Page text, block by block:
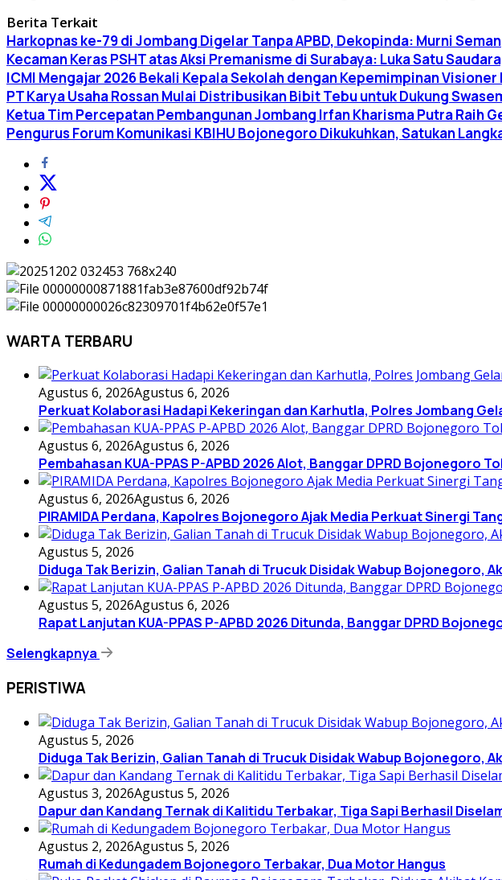
Berita Terkait
Harkopnas ke-79 di Jombang Digelar Tanpa APBD, Dekopinda: Murni
Kecaman Keras PSHT atas Aksi Premanisme di Surabaya: Luka Satu
ICMI Mengajar 2026 Bekali Kepala Sekolah dengan Kepemimpinan
PT Karya Usaha Rossan Mulai Distribusikan Bibit Tebu untuk Dukung
Ketua Tim Percepatan Pembangunan Jombang Irfan Kharisma Putra Raih
Pengurus Forum Komunikasi KBIHU Bojonegoro Dikukuhkan, Satukan
WARTA TERBARU
Agustus 6, 2026Agustus 6, 2026
Perkuat Kolaborasi Hadapi Kekeringan dan Karhutla, Polres Jombang
Agustus 6, 2026Agustus 6, 2026
Pembahasan KUA-PPAS P-APBD 2026 Alot, Banggar DPRD Bojonegoro
Agustus 6, 2026Agustus 6, 2026
PIRAMIDA Perdana, Kapolres Bojonegoro Ajak Media Perkuat Sinergi
Agustus 5, 2026
Diduga Tak Berizin, Galian Tanah di Trucuk Disidak Wabup Bojonegoro,
Agustus 5, 2026Agustus 6, 2026
Rapat Lanjutan KUA-PPAS P-APBD 2026 Ditunda, Banggar DPRD
Selengkapnya
PERISTIWA
Agustus 5, 2026
Diduga Tak Berizin, Galian Tanah di Trucuk Disidak Wabup Bojonegoro,
Agustus 3, 2026Agustus 5, 2026
Dapur dan Kandang Ternak di Kalitidu Terbakar, Tiga Sapi Berhasil
Agustus 2, 2026Agustus 5, 2026
Rumah di Kedungadem Bojonegoro Terbakar, Dua Motor Hangus